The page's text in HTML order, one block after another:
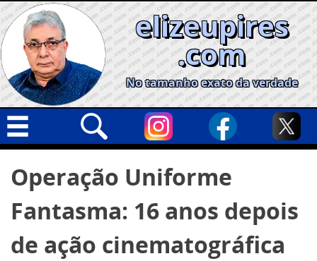
Skip
to
content
elizeupires
.com
No tamanho exato da verdade
Geral
Cidades
Política
por:
Operação Uniforme
Fantasma: 16 anos depois
de ação cinematográfica